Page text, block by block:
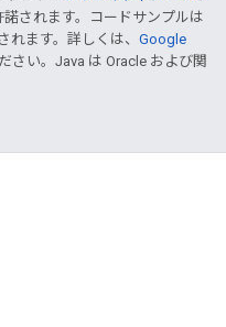
諾されます。コードサンプルは
れます。詳しくは、 Google
さい。Java は Oracle および関